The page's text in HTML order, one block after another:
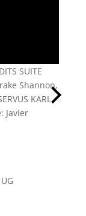
SUITE
Shannon,
KARL
Javier